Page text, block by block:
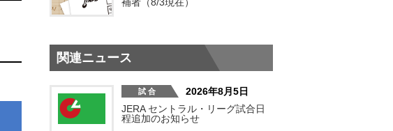
関連ニュース
2026年8月5日
JERA セントラル・リーグ試合日
程追加のお知らせ